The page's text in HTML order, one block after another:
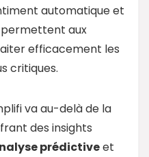
automatique et
aux
efficacement les
critiques.
va au-delà de la
des insights
prédictiveet